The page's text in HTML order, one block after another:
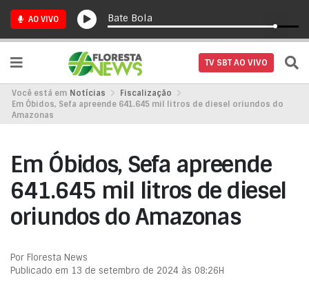
AO VIVO Bate Bola
TV SBT AO VIVO
Você está em Notícias
Fiscalização
Em Óbidos, Sefa apreende 641.645 mil litros de diesel oriundos do
Amazonas
Em Óbidos, Sefa apreende
641.645 mil litros de diesel
oriundos do Amazonas
Por Floresta News
Publicado em 13 de setembro de 2024 às 08:26H